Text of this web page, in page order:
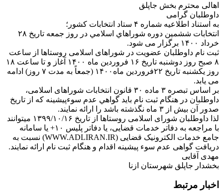
اهالی محترم بخش جاپلق
داوطلبان گرامی
به استناد اطلاعیه شماره ۴ ستاد انتخابات کشور؛
انتخابات ششمين دوره شوراهاي اسلامي در روز جمعه تاریخ ۲۸
خرداد ۱۴۰۰ برگزار می شود.
ثبت نام داوطلبان عضویت در شوراهای اسلامی روستاها از ساعت
۸ صبح روز دوشنبه تاریخ ۱۶ فروردین ماه ۱۴۰۰ آغاز و تا ساعت ۱۸
روز یکشنبه تاریخ ۲۲فروردین ماه۱۴۰۰ (جمعاً به مدت ۷ روز) ادامه
می یابد.
بر اساس تبصره ۳ ماده ۳۰ قانون انتخابات شوراهای اسلامی،
داوطلبان در هنگام ثبت نام باید گواهي عدم سوءپيشينه که از تاریخ
صدور آن بیش از ۳ ماه نگذشته باشد را ارائه نمایند.
لذا داوطلبان شورای اسلامی روستاها از تاریخ ۱۳۹۹/۱۰/۱۶ میتوانند
با مراجعه به دفاتر خدمات قضایی، یا دفاتر پلیس ۱۰+ یا سامانه
جامع خدمات الکترونیک قضایی (WWW.ADLIRAN.IR) نسبت به
دریافت گواهی عدم سوء پیشینه اقدام و هنگام ثبت نام ارائه نمایند.
مهدی آقایی
بخشدار جاپلق شهرستان ازنا
اخبار مرتبط